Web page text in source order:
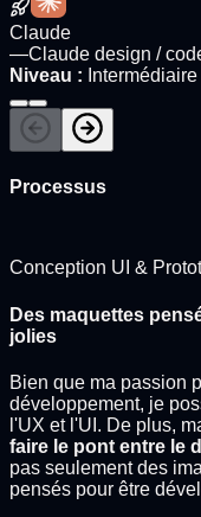
Claude
—Claude design /
Niveau : Intermédiaire
Processus
Conception UI &
Des maquettes
jolies
Bien que ma passion
développement, je
l'UX et l'UI. De plus,
faire le pont entre le
pas seulement des
pensés pour être